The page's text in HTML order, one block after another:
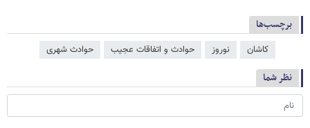
برچسب‌ها
کاشان نوروز حوادث و اتفاقات عجیب حوادث شهری
نظر شما